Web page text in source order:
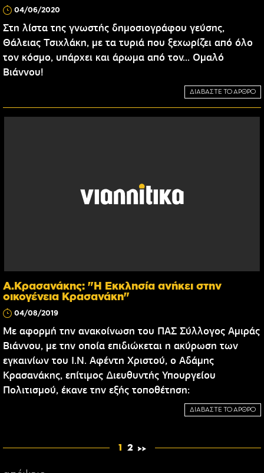
04/06/2020
Στη λίστα της γνωστής δημοσιογράφου γεύσης,
Θάλειας Τσιχλάκη, με τα τυριά που ξεχωρίζει από όλο
τον κόσμο, υπάρχει και άρωμα από τον... Ομαλό
Βιάννου!
ΔΙΑΒΑΣΤΕ ΤΟ ΑΡΘΡΟ
Α.Κρασανάκης: "Η Εκκλησία ανήκει στην
οικογένεια Κρασανάκη"
04/08/2019
Με αφορμή την ανακοίνωση του ΠΑΣ Σύλλογος Αμιράς
Βιάννου, με την οποία επιδιώκεται η ακύρωση των
εγκαινίων του Ι.Ν. Αφέντη Χριστού, ο Αδάμης
Κρασανάκης, επίτιμος Διευθυντής Υπουργείου
Πολιτισμού, έκανε την εξής τοποθέτηση:
ΔΙΑΒΑΣΤΕ ΤΟ ΑΡΘΡΟ
1 2